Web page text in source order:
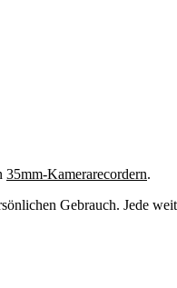
35mm-Kamerarecordern.
Gebrauch. Jede